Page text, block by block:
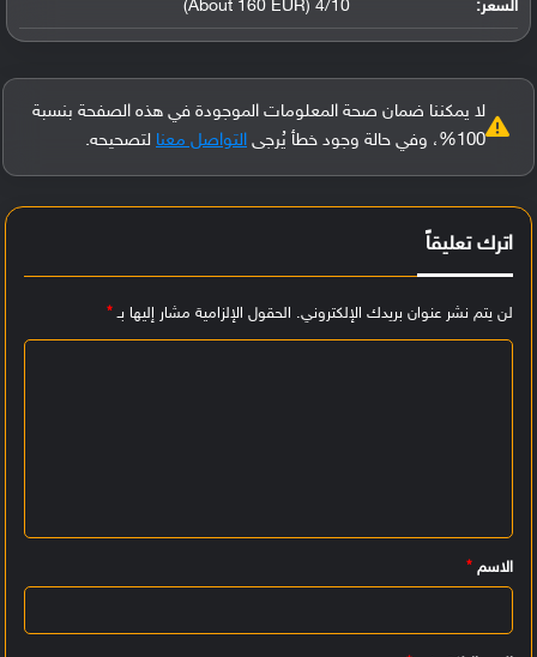
السعر: 4/10 (About 160 EUR)
لا يمكننا ضمان صحة المعلومات الموجودة في هذه الصفحة بنسبة
100%، وفي حالة وجود خطأ يُرجى
التواصل معنا لتصحيحه.
اترك تعليقاً
لن يتم نشر عنوان بريدك الإلكتروني. الحقول الإلزامية مشار إليها بـ*
ي
ق
الاسم *